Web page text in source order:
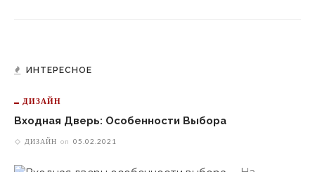
ИНТЕРЕСНОЕ
ДИЗАЙН
Входная Дверь: Особенности Выбора
ДИЗАЙН on 05.02.2021